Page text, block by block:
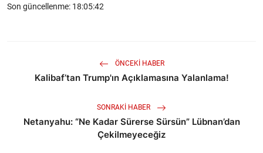
Son güncellenme: 18:05:42
ÖNCEKI HABER
Kalibaf’tan Trump'ın Açıklamasına Yalanlama!
SONRAKI HABER
Netanyahu: “Ne Kadar Sürerse Sürsün” Lübnan’dan
Çekilmeyeceğiz